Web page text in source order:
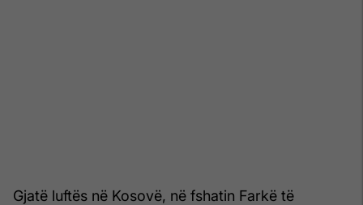
Gjatë luftës në Kosovë, në fshatin Farkë të